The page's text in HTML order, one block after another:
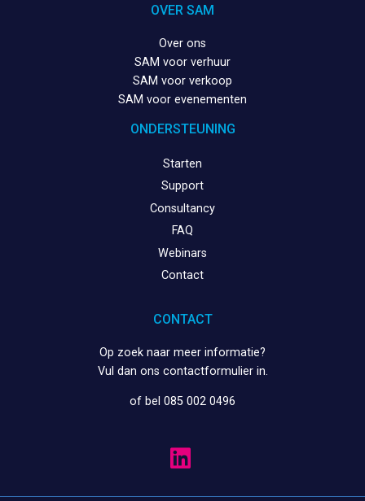
OVER SAM
Over ons
SAM voor verhuur
SAM voor verkoop
SAM voor evenementen
ONDERSTEUNING
Starten
Support
Consultancy
FAQ
Webinars
Contact
CONTACT
Op zoek naar meer informatie?
Vul dan ons contactformulierin.
of bel 085 002 0496